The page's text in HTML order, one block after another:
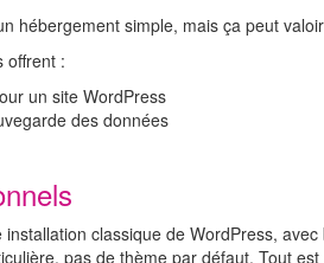
hébergement simple, mais ça peut
offrent :
un site WordPress
des données
classique de WordPress,
pas de thème par défaut. Tout